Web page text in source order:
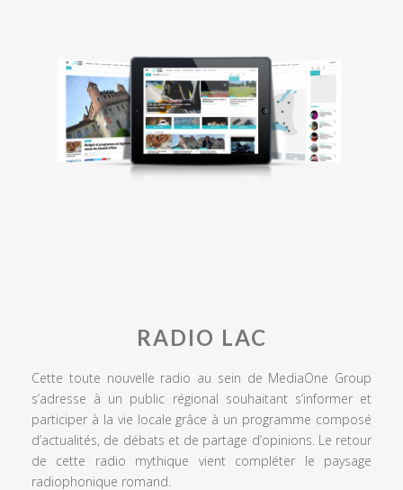
RADIO LAC
Cette toute nouvelle radio au sein de MediaOne Group
s’adresse à un public régional souhaitant s’informer et
participer à la vie locale grâce à un programme composé
d’actualités, de débats et de partage d’opinions. Le retour
de cette radio mythique vient compléter le paysage
radiophonique romand.